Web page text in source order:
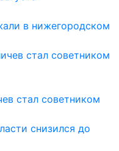
в нижегородском
стал советником